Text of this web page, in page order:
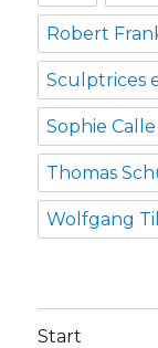
Robert
Sculptrices
Sophie Calle
Thomas
Wolfgang
Start